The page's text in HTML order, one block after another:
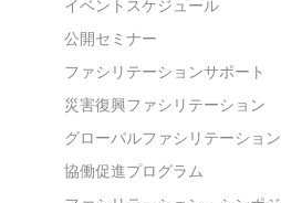
イベントスケジュール
公開セミナー
ファシリテーションサポート
災害復興ファシリテーション
グローバルファシリテーション
協働促進プログラム